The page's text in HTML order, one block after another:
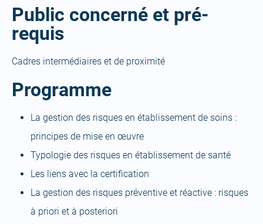
Public concerné et pré-
requis
Cadres intermédiaires et de proximité
Programme
La gestion des risques en établissement de soins :
principes de mise en œuvre
Typologie des risques en établissement de santé
Les liens avec la certification
La gestion des risques préventive et réactive : risques
à priori et à posteriori